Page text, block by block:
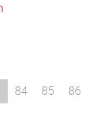
84 85 86